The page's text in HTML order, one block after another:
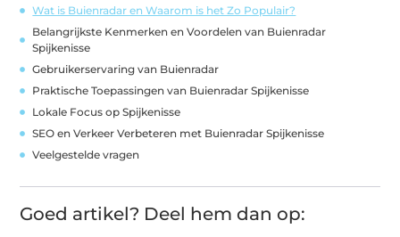
Wat is Buienradar en Waarom is het Zo Populair?
Belangrijkste Kenmerken en Voordelen van Buienradar
Spijkenisse
Gebruikerservaring van Buienradar
Praktische Toepassingen van Buienradar Spijkenisse
Lokale Focus op Spijkenisse
SEO en Verkeer Verbeteren met Buienradar Spijkenisse
Veelgestelde vragen
Goed artikel? Deel hem dan op: